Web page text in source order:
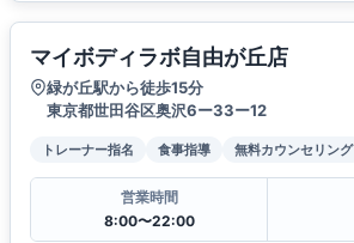
マイボディラボ自由が丘店
緑が丘駅から徒歩15分
東京都世田谷区奥沢6ー33ー12
トレーナー指名 食事指導 無料カウンセリング
営業時間
8:00〜22:00